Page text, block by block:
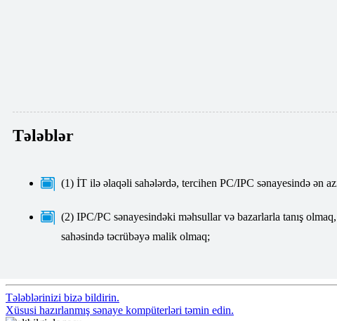
Tələblər
(1) İT ilə əlaqəli sahələrdə, tercihen PC/IPC sənayesində ən
(2) IPC/PC sənayesindəki məhsullar və bazarlarla tanış
sahəsində təcrübəyə malik olmaq;
Tələblərinizi bizə bildirin.
Xüsusi hazırlanmış sənaye kompüterləri təmin edin.